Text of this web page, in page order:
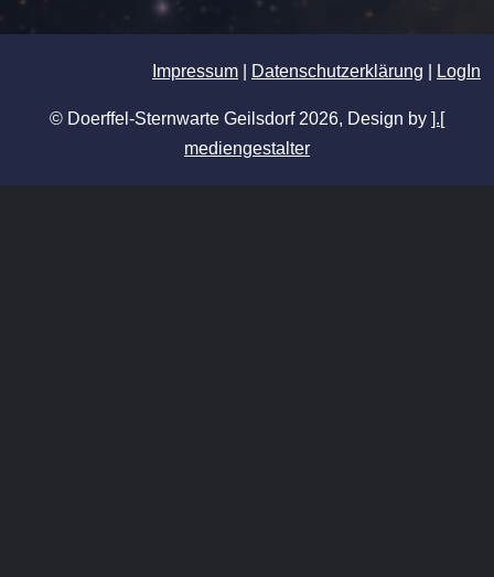
Impressum Datenschutzerklärung LogIn
© Doerffel-Sternwarte Geilsdorf 2026, Design by ].[
mediengestalter